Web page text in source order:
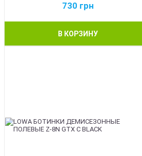
730 грн
В КОРЗИНУ